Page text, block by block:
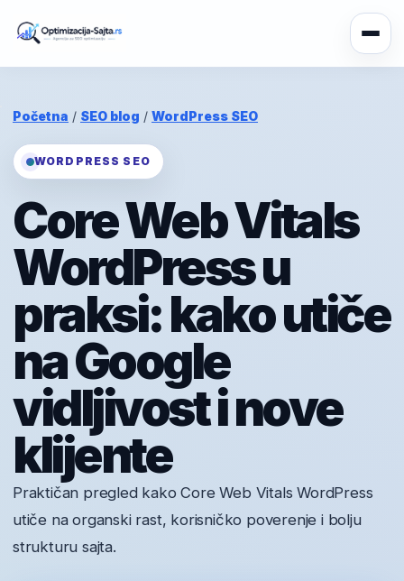
Početna / SEO blog / WordPress SEO
WORDPRESS SEO
Core Web Vitals
WordPress u
praksi: kako utiče
na Google
vidljivost i nove
klijente
Praktičan pregled kako Core Web Vitals WordPress
utiče na organski rast, korisničko poverenje i bolju
strukturu sajta.